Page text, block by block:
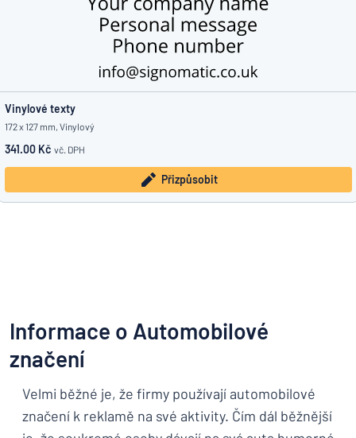
Vinylové texty
172 x 127 mm, Vinylový
341.00 Kč vč. DPH
Přizpůsobit
Informace o Automobilové
značení
Velmi běžné je, že firmy používají automobilové
značení k reklamě na své aktivity. Čím dál běžnější